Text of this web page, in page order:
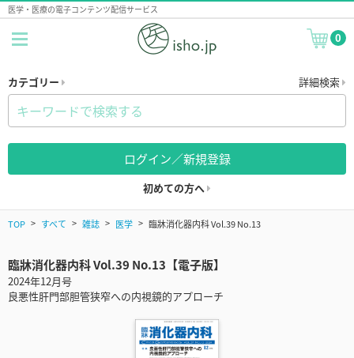
医学・医療の電子コンテンツ配信サービス
0
カテゴリー 詳細検索
ログイン／新規登録
初めての方へ
TOP すべて 雑誌 医学 臨牀消化器内科 Vol.39 No.13
臨牀消化器内科 Vol.39 No.13【電子版】
2024年12月号
良悪性肝門部胆管狭窄への内視鏡的アプローチ